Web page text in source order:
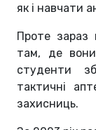
як і навчати
Проте зараз
там, де вони
студенти
тактичні
захисниць.